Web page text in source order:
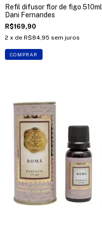
Refil difusor flor de figo 510ml
Dani Fernandes
R$169,90
2 x de R$84,95 sem juros
COMPRAR